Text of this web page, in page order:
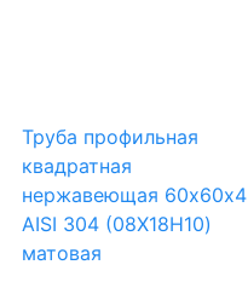
Труба профильная
квадратная
нержавеющая 60х60х4
AISI 304 (08Х18Н10)
матовая